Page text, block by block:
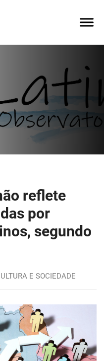
reflete
por
segundo
E SOCIEDADE